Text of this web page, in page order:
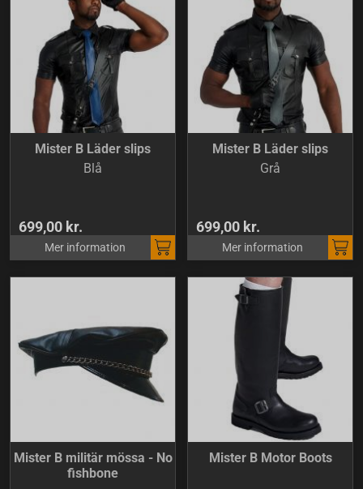
Mister B Läder slips
Blå
699,00 kr.
Mer information
Mister B Läder slips
Grå
699,00 kr.
Mer information
Mister B militär mössa - No
fishbone
Mister B Motor Boots